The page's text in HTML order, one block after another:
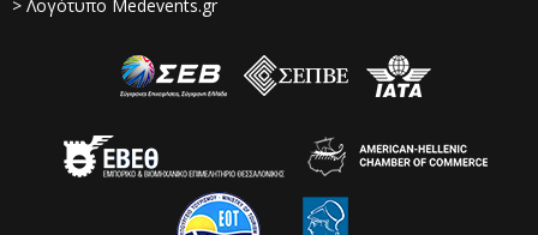
> Λογότυπο Medevents.gr